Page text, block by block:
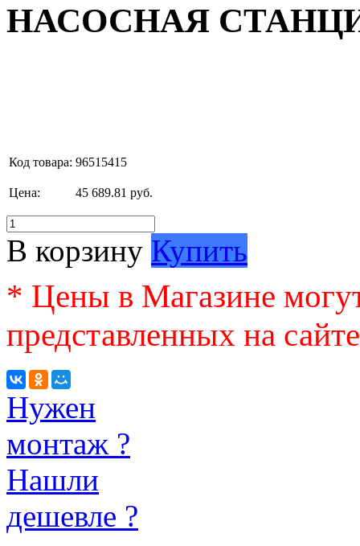
НАСОСНАЯ
Код товара: 96515415
Цена: 45 689.81 руб.
В корзину Купить
* Цены в Магазине
представленных на сайте
Нужен
монтаж ?
Нашли
дешевле ?